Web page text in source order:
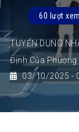
60 lượt xem
TUYỂN DỤNG
Định Của Phường
03/10/2025 -